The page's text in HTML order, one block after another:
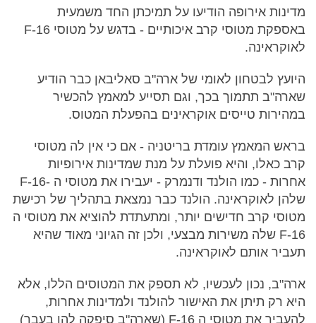
מדינות אירופה הודיעו על תמיכתן החד משמעית
באספקת מטוסי קרב איכותיים - בדגש על מטוסי 16-F
לאוקראינה.
היועץ לבטחון לאומי של ארה"ב סאליבאן כבר הודיע
שארה"ב תתמוך בכך, וגם תסייע למאמץ להכשיר
במהירות טייסים אוקראינים בהפעלת המטוס.
בראש המאמץ עומדת בריטניה - אם כי אין לה מטוסי
קרב כאלו, והיא פועלת על מנת שמדינות אירופיות
אחרות - כמו הולנד ודנמרק - יעבירו את מטוסי ה -F-16
שלהן לאוקראינה. הולנד כבר נמצאת בתהליך של רכישת
מטוסי קרב חדישים יותר, ומתעתדת להוציא את מטוסי ה
16-F שלה משירות מבצעי, ולכן זה הגיוני מאוד שהיא
תעביר אותם לאוקראינה.
ארה"ב, נכון לעכשיו, לא תספק את המטוסים הללו, אלא
היא רק תיתן את האישור להולנד ולמדינות אחרות,
להעביר את מטוסי ה 16-F (שארה"ב סיפקה להן בעבר)